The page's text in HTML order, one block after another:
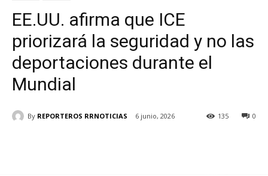
EE.UU. afirma que ICE
priorizará la seguridad y no las
deportaciones durante el
Mundial
By REPORTEROS RRNOTICIAS 6 junio, 2026 0
135